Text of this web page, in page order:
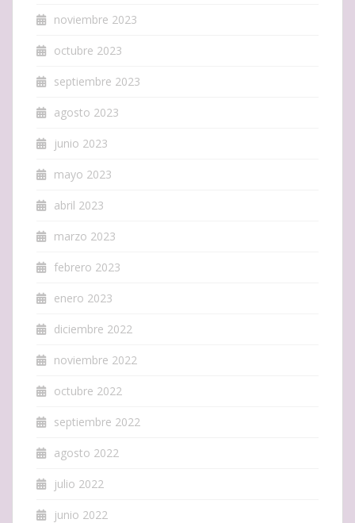
noviembre 2023
octubre 2023
septiembre 2023
agosto 2023
junio 2023
mayo 2023
abril 2023
marzo 2023
febrero 2023
enero 2023
diciembre 2022
noviembre 2022
octubre 2022
septiembre 2022
agosto 2022
julio 2022
junio 2022